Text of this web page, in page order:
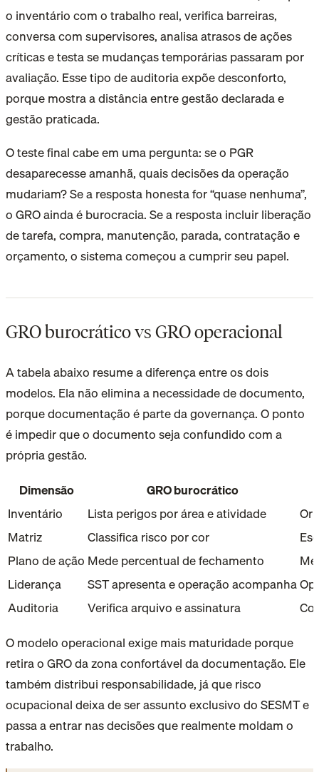
o inventário com o trabalho real, verifica barreiras,
conversa com supervisores, analisa atrasos de ações
críticas e testa se mudanças temporárias passaram por
avaliação. Esse tipo de auditoria expõe desconforto,
porque mostra a distância entre gestão declarada e
gestão praticada.
O teste final cabe em uma pergunta: se o PGR
desaparecesse amanhã, quais decisões da operação
mudariam? Se a resposta honesta for “quase nenhuma”,
o GRO ainda é burocracia. Se a resposta incluir liberação
de tarefa, compra, manutenção, parada, contratação e
orçamento, o sistema começou a cumprir seu papel.
GRO burocrático vs GRO operacional
A tabela abaixo resume a diferença entre os dois
modelos. Ela não elimina a necessidade de documento,
porque documentação é parte da governança. O ponto
é impedir que o documento seja confundido com a
própria gestão.
Dimensão
GRO burocrático
Inventário
Lista perigos por área e atividade
Matriz
Classifica risco por cor
Plano de ação Mede percentual de fechamento
Liderança
SST apresenta e operação acompanha
Auditoria
Verifica arquivo e assinatura
O modelo operacional exige mais maturidade porque
retira o GRO da zona confortável da documentação. Ele
também distribui responsabilidade, já que risco
ocupacional deixa de ser assunto exclusivo do SESMT e
passa a entrar nas decisões que realmente moldam o
trabalho.